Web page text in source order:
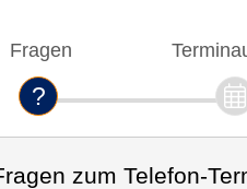
Fragen
zum Telefon-